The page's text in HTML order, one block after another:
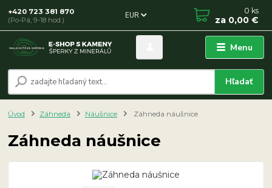
Menu
EUR
Hľadať
+420 723 381 870
(Po-Pá, 9-18 hod.)
0 ks
za 0,00 €
Úvod Záhneda Náušnice Záhneda náušnice
Záhneda náušnice